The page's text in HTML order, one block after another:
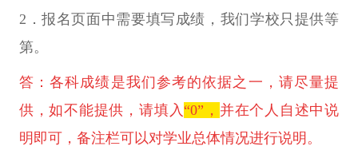
2．报名页面中需要填写成绩，我们学校只提供等
第。
答：各科成绩是我们参考的依据之一，请尽量提
供，如不能提供，请填入 “0”， 并在个人自述中说
明即可，备注栏可以对学业总体情况进行说明。